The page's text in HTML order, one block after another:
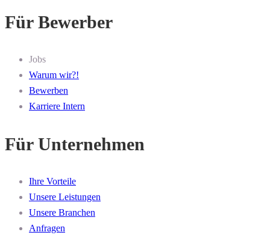
Für Bewerber
Jobs
Warum wir?!
Bewerben
Karriere Intern
Für Unternehmen
Ihre Vorteile
Unsere Leistungen
Unsere Branchen
Anfragen